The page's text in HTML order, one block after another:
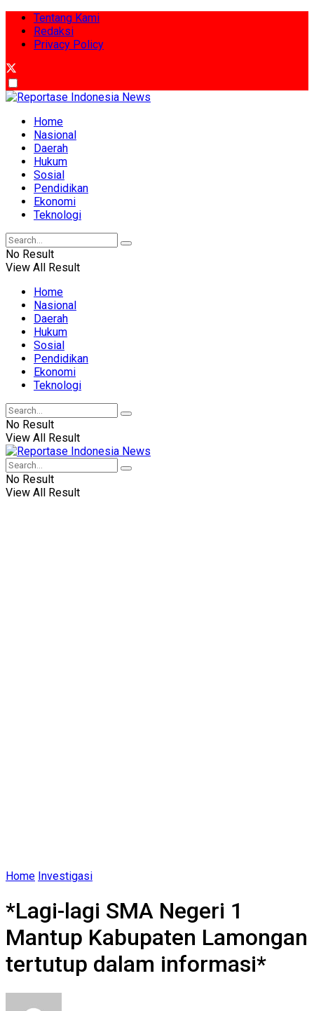
Tentang Kami
Redaksi
Privacy Policy
Home
Nasional
Daerah
Hukum
Sosial
Pendidikan
Ekonomi
Teknologi
No Result
View All Result
Home
Nasional
Daerah
Hukum
Sosial
Pendidikan
Ekonomi
Teknologi
No Result
View All Result
No Result
View All Result
Home Investigasi
*Lagi-lagi SMA Negeri 1
Mantup Kabupaten Lamongan
tertutup dalam informasi*